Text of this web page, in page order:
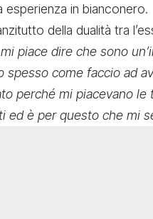
in bianconero.
della dualità tra
piace dire che sono
spesso come faccio ad
perché mi piacevano le
è per questo che mi